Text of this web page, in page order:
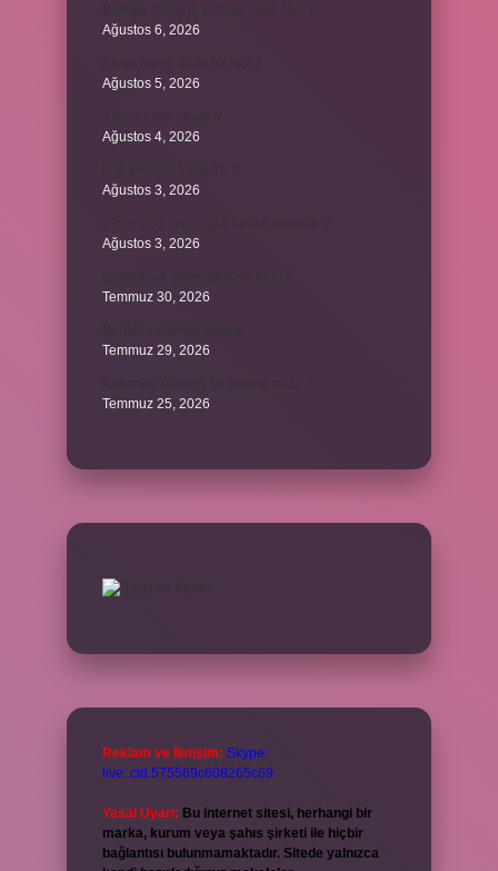
Ağustos 6, 2026
Ağustos 5, 2026
Ağustos 4, 2026
Ağustos 3, 2026
Ağustos 3, 2026
Temmuz 30, 2026
Temmuz 29, 2026
Temmuz 25, 2026
Reklam ve İletişim: Skype:
live:.cid.575569c608265c69
Yasal Uyarı: Bu internet sitesi, herhangi bir
marka, kurum veya şahıs şirketi ile hiçbir
bağlantısı bulunmamaktadır. Sitede yalnızca